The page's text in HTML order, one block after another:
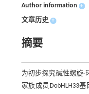
Author information +
文章历史 +
摘要
为初步探究碱性螺旋-
家族成员DobHLH33